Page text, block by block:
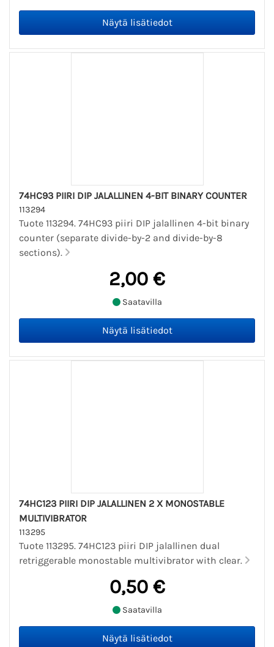
74HC93 PIIRI DIP JALALLINEN 4-BIT BINARY COUNTER
113294
Tuote 113294. 74HC93 piiri DIP jalallinen 4-bit binary
counter (separate divide-by-2 and divide-by-8
sections).
2,00 €
Saatavilla
74HC123 PIIRI DIP JALALLINEN 2 X MONOSTABLE
MULTIVIBRATOR
113295
Tuote 113295. 74HC123 piiri DIP jalallinen dual
retriggerable monostable multivibrator with clear.
0,50 €
Saatavilla